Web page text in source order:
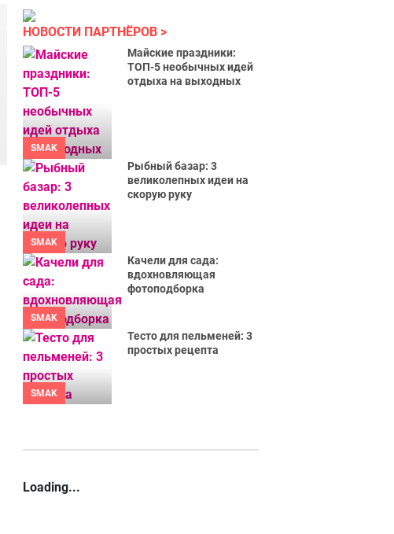
НОВОСТИ ПАРТНЁРОВ
SMAK
Майские праздники:
ТОП-5 необычных идей
отдыха на выходных
SMAK
Рыбный базар: 3
великолепных идеи на
скорую руку
SMAK
Качели для сада:
вдохновляющая
фотоподборка
SMAK
Тесто для пельменей: 3
простых рецепта
Loading...